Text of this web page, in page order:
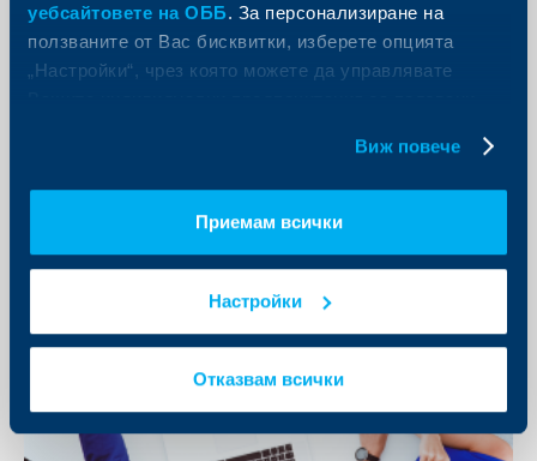
уебсайтовете на ОББ. За персонализиране на
ползваните от Вас бисквитки, изберете опцията
„Настройки“, чрез която можете да управлявате
Виж повече
Приемам всички
Настройки
Отказвам всички
базата на предварително уговорена условна главница на бъдещи
дати, които са определени при сключването на сделката.
Вижте повече